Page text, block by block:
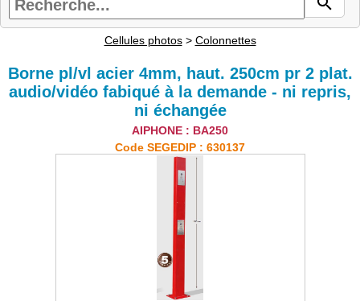
Cellules photos> Colonnettes
Borne pl/vl acier 4mm, haut. 250cm pr 2 plat.
audio/vidéo fabiqué à la demande - ni repris,
ni échangée
AIPHONE : BA250
Code SEGEDIP : 630137